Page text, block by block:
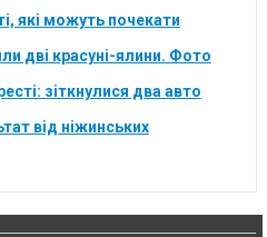
які можуть почекати
дві красуні-ялини. Фото
зіткнулися два авто
від ніжинських